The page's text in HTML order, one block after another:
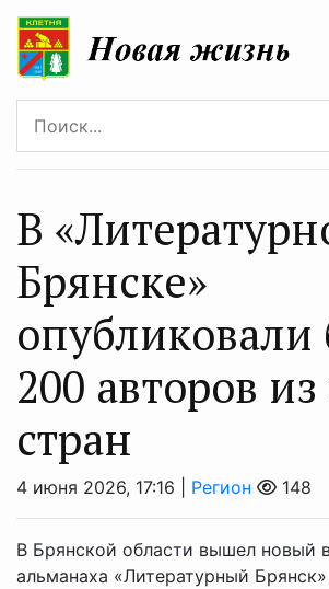
В
Брянске»
опубликовали
200 авторов
стран
4 июня 2026, 17:16 | Регион 148
В Брянской области вышел новый
альманаха «Литературный